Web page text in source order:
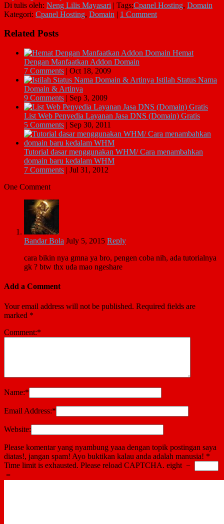
Di tulis oleh: Neng Lilis Mayasari | Tags:Cpanel Hosting, Domain
Kategori: Cpanel Hosting, Domain | 1 Comment
Related Posts
Hemat
Dengan Manfaatkan Addon Domain
7 Comments | Oct 18, 2009
Istilah Status Nama
Domain & Artinya
9 Comments | Sep 3, 2009
List Web Penyedia Layanan Jasa DNS (Domain) Gratis
5 Comments | Sep 30, 2011
Tutorial dasar menggunakan WHM/ Cara menambahkan
domain baru kedalam WHM
7 Comments | Jul 31, 2012
One Comment
Bandar Bola July 5, 2015 Reply
cara bikin nya gmna ya bro, pengen coba nih, ada tutorialnya
gk ? btw thx uda mao ngeshare
Add a Comment
Your email address will not be published. Required fields are
marked *
Comment:*
Name:*
Email Address:*
Website:
Please komentar yang nyambung yaaa dengan topik postingan saya
diatas!, jangan spam! Ayo buktikan kalau anda adalah manusia! *
Time limit is exhausted. Please reload CAPTCHA. eight −
=